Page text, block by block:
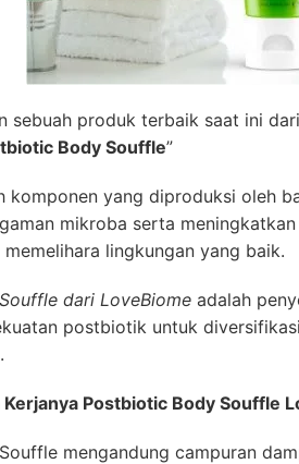
sebuah produk terbaik saat ini
Body Souffle”
komponen yang diproduksi oleh
mikroba serta
lingkungan yang baik.
dari LoveBiome adalah
postbiotik untuk
Kerjanya Postbiotic Body Souffle
mengandung campuran